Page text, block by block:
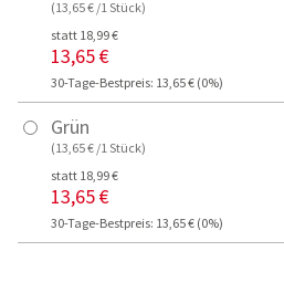
(13,65 € /1 Stück)
statt 18,99 €
13,65 €
30-Tage-Bestpreis: 13,65 € (0%)
Grün
(13,65 € /1 Stück)
statt 18,99 €
13,65 €
30-Tage-Bestpreis: 13,65 € (0%)